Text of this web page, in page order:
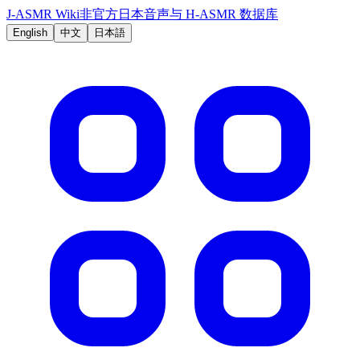
J-ASMR Wiki非官方日本音声与 H-ASMR 数据库
English 中文 日本語